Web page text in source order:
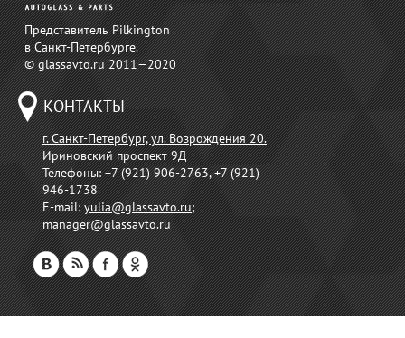
Представитель Pilkington
в Санкт-Петербурге.
© glassavto.ru 2011—2020
КОНТАКТЫ
г. Санкт-Петербург, ул. Возрождения 20.
Ириновский проспект 9Д
Телефоны:+7 (921) 906-2763, +7 (921)
946-1738
E-mail:yulia@glassavto.ru;
manager@glassavto.ru